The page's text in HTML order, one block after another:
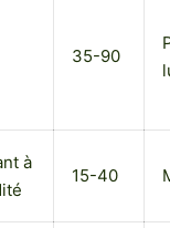
35-90
à
15-40